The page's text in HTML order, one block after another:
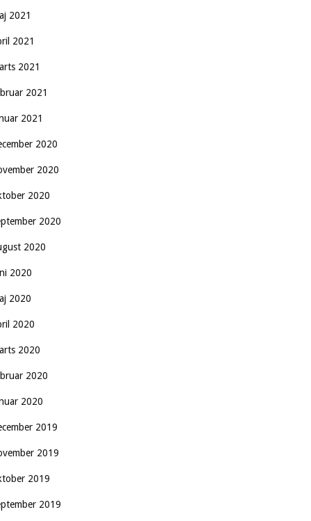
2021
2021
2021
2021
2021
2020
2020
2020
2020
2020
2020
2020
2020
2020
2020
2020
2019
2019
2019
2019